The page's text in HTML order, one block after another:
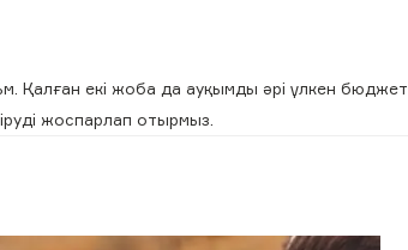
Қалған екі жоба да ауқымды әрі үлкен бюджет
жоспарлап отырмыз.